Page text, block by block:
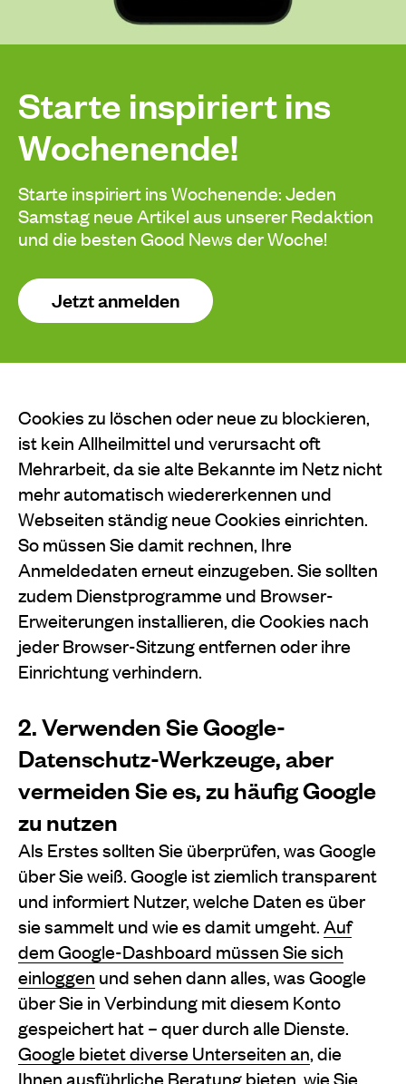
Starte inspiriert ins
Wochenende!
Starte inspiriert ins Wochenende: Jeden
Samstag neue Artikel aus unserer Redaktion
und die besten Good News der Woche!
Jetzt anmelden
Cookies zu löschen oder neue zu blockieren,
ist kein Allheilmittel und verursacht oft
Mehrarbeit, da sie alte Bekannte im Netz nicht
mehr automatisch wiedererkennen und
Webseiten ständig neue Cookies einrichten.
So müssen Sie damit rechnen, Ihre
Anmeldedaten erneut einzugeben. Sie sollten
zudem Dienstprogramme und Browser-
Erweiterungen installieren, die Cookies nach
jeder Browser-Sitzung entfernen oder ihre
Einrichtung verhindern.
2. Verwenden Sie Google-
Datenschutz-Werkzeuge, aber
vermeiden Sie es, zu häufig Google
zu nutzen
Als Erstes sollten Sie überprüfen, was Google
über Sie weiß. Google ist ziemlich transparent
und informiert Nutzer, welche Daten es über
sie sammelt und wie es damit umgeht.Auf
dem Google-Dashboard müssen Sie sich
einloggen und sehen dann alles, was Google
über Sie in Verbindung mit diesem Konto
gespeichert hat – quer durch alle Dienste.
Google bietet diverse Unterseiten an, die
Ihnen ausführliche Beratung bieten, wie Sie